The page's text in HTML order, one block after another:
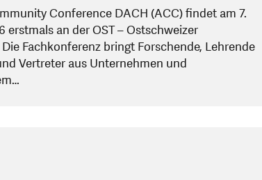
Conference DACH (ACC) findet am 7.
erstmals an der OST – Ostschweizer
Fachkonferenz bringt Forschende, Lehrende
Vertreter aus Unternehmen und